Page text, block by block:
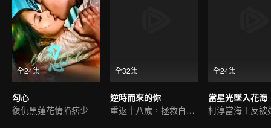
全24集
勾心
復仇黑蓮花情陷痞少
全32集
逆時而來的你
重返十八歲，拯救白月光
全24集